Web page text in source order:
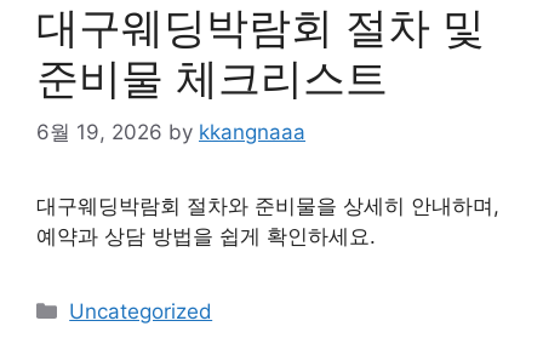
대구웨딩박람회 절차 및
준비물 체크리스트
6월 19, 2026 by kkangnaaa
대구웨딩박람회 절차와 준비물을 상세히 안내하며,
예약과 상담 방법을 쉽게 확인하세요.
Categories
Uncategorized